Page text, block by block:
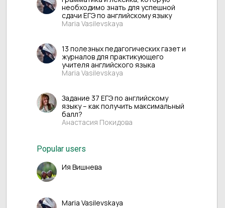
необходимо знать для успешной
сдачи ЕГЭ по английскому языку
Maria Vasilevskaya
13 полезных педагогических газет и
журналов для практикующего
учителя английского языка
Maria Vasilevskaya
Задание 37 ЕГЭ по английскому
языку – как получить максимальный
балл?
Анастасия Покидова
Popular users
Ия Вишнева
Maria Vasilevskaya